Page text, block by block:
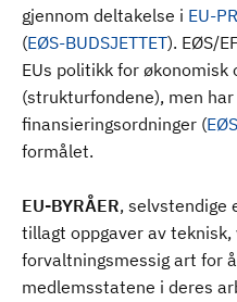
gjennom deltakelse i EU-
(EØS-BUDSJETTET). EØS/
EUs politikk for økonomisk
(strukturfondene), men
finansieringsordninger (
formålet.
EU-BYRÅER, selvstendige
tillagt oppgaver av
forvaltningsmessig art for
medlemsstatene i deres